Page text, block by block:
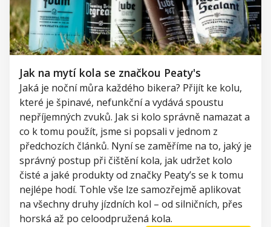
Jak na mytí kola se značkou Peaty's
Jaká je noční můra každého bikera? Přijít ke kolu,
které je špinavé, nefunkční a vydává spoustu
nepříjemných zvuků. Jak si kolo správně namazat a
co k tomu použít, jsme si popsali v jednom z
předchozích článků. Nyní se zaměříme na to, jaký je
správný postup při čištění kola, jak udržet kolo
čisté a jaké produkty od značky Peaty’s se k tomu
nejlépe hodí. Tohle vše lze samozřejmě aplikovat
na všechny druhy jízdních kol – od silničních, přes
horská až po celoodpružená kola.